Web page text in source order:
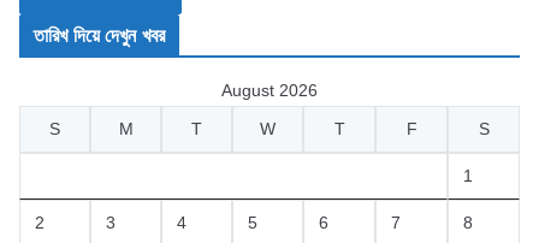
তারিখ দিয়ে দেখুন খবর
August 2026
S
M T W T F S
1
2 3 4 5 6 7 8